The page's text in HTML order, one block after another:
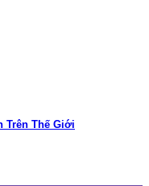
Trên Thế Giới